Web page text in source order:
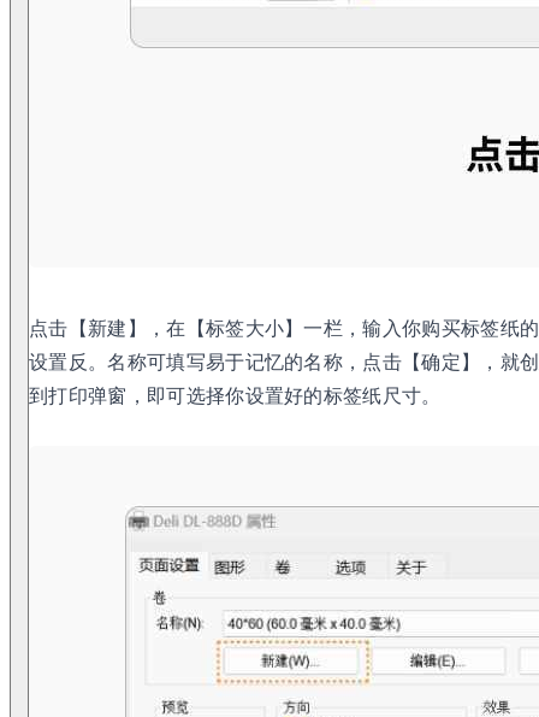
点击【新建】，在【标签大小】一栏，输入你购买标签纸
设置反。名称可填写易于记忆的名称，点击【确定】，就
到打印弹窗，即可选择你设置好的标签纸尺寸。